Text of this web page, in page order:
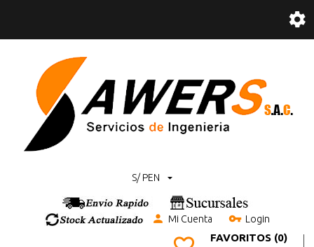
S/ PEN
Mi Cuenta Login
FAVORITOS (0)